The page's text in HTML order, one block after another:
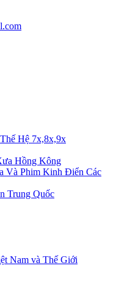
Hệ 7x,8x,9x
Hồng Kông
Và Phim Kinh Điển Các
Trung Quốc
Nam và Thế Giới